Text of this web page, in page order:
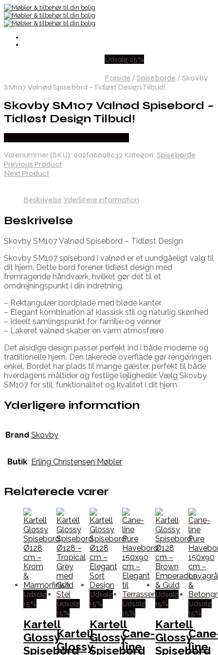
Udsalg 25%
Forside / Spiseborde / Skovby
SM107 Valnød Spisebord – Tidløst Design Tilbud!
Skovby SM107 Valnød Spisebord –
Tidløst Design Tilbud!
Varenummer (SKU): 9a2fa6698c32 Kategori: Spiseborde
Previous Product
Next Product
Beskrivelse Yderligere information
Beskrivelse
Skovby SM107 Valnød Spisebord – Tidløst Design
Skovby SM107 spisebord i valnød er et uundgåeligt valg til
dit hjem. Dette bord forener tidløst design med
fremragende håndværk, hvilket gør det til et
omdrejningspunkt i din indretning.
– Rektangulær bordplade med bløde kanter
– Elegant kombination af klassisk stil og naturlig skønhed
– Ideelt samlingspunkt for familie og venner
– Lakeret valnød skaber en varm atmosfære
Det alsidige design passer perfekt ind i både moderne og
traditionelle hjem. Den lakerede overflade gør rengøringen
enkel. Bordet har plads til mange gæster, perfekt til både
hverdagens måltider og festlige lejligheder. Vælg Skovby
SM107 for stil, funktionalitet og kvalitet i dit hjem.
Yderligere information
Brand Skovby
Butik Erling Christensen Møbler
Relaterede varer
Udsalg
15%
Kartell
Glossy
Spisebord
Udsalg
15%
Kartell
Glossy
Udsalg
15%
Kartell
Glossy
Spisebord
Udsalg
15%
Cane-
line
Udsalg
15%
Kartell
Glossy
Spisebord
Udsalg
15%
line